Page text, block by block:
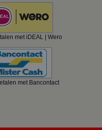
met iDEAL | Wero
met Bancontact